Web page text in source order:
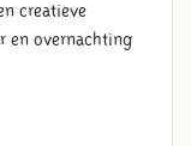
creatieve
en overnachting